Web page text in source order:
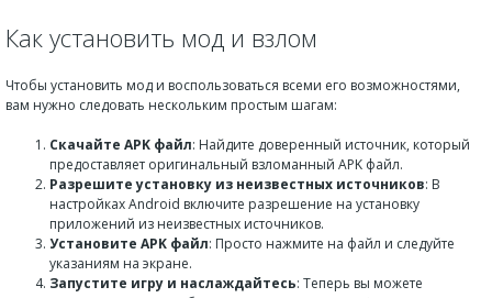
Как установить мод и взлом
Чтобы установить мод и воспользоваться всеми его возможностями,
вам нужно следовать нескольким простым шагам:
Скачайте APK файл: Найдите доверенный источник, который
предоставляет оригинальный взломанный APK файл.
Разрешите установку из неизвестных источников: В
настройках Android включите разрешение на установку
приложений из неизвестных источников.
Установите APK файл: Просто нажмите на файл и следуйте
указаниям на экране.
Запустите игру и наслаждайтесь: Теперь вы можете